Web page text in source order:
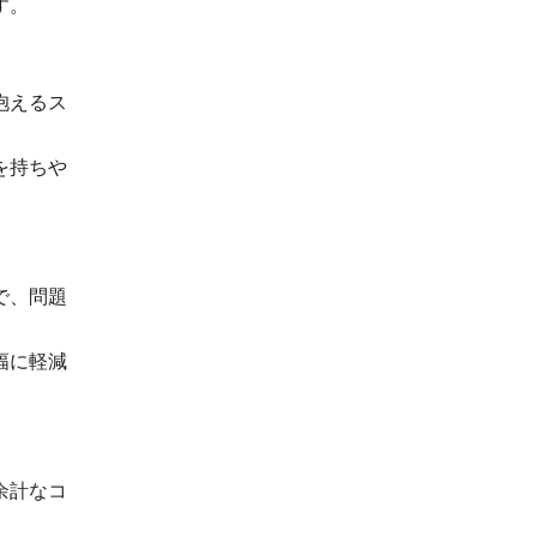
えるス
持ちや
、問題
に軽減
計なコ